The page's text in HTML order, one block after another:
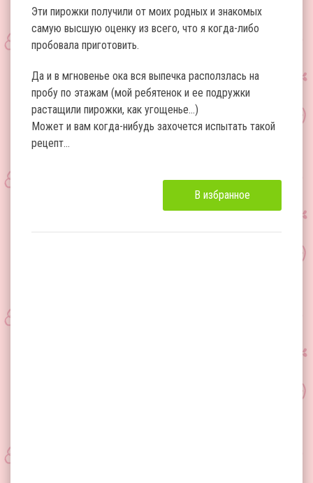
Эти пирожки получили от моих родных и знакомых
самую высшую оценку из всего, что я когда-либо
пробовала приготовить.
Да и в мгновенье ока вся выпечка расползлась на
пробу по этажам (мой ребятенок и ее подружки
растащили пирожки, как угощенье…)
Может и вам когда-нибудь захочется испытать такой
рецепт…
В избранное